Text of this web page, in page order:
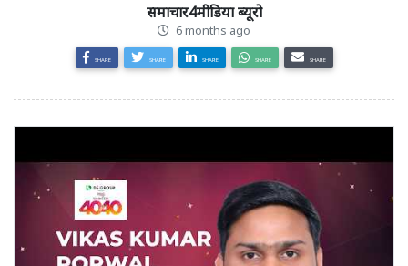
समाचार4मीडिया ब्यूरो
6 months ago
SHARE SHARE SHARE SHARE SHARE